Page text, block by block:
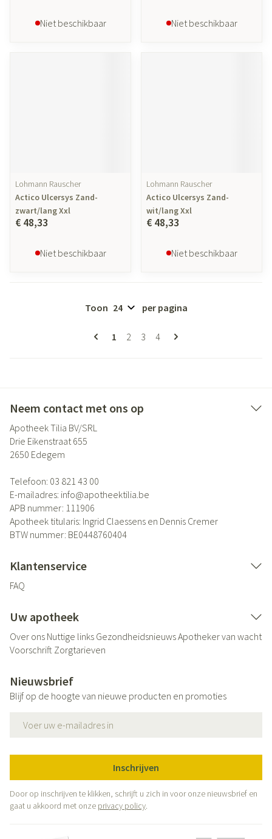
Niet beschikbaar Niet beschikbaar
Lohmann Rauscher
Actico Ulcersys Zand-
zwart/lang Xxl
€ 48,33
Niet beschikbaar
Lohmann Rauscher
Actico Ulcersys Zand-
wit/lang Xxl
€ 48,33
Niet beschikbaar
Pagina's
U lees momenteel pagina
1 Pagina
2 Pagina
3 Pagina
4
Toon per pagina
Neem contact met ons op
Apotheek Tilia BV/SRL
Drie Eikenstraat 655
2650 Edegem
Telefoon: 03 821 43 00
E-mailadres: info@apotheektilia.be
APB nummer: 111906
Apotheek titularis: Ingrid Claessens en Dennis Cremer
BTW nummer: BE0448760404
Klantenservice
FAQ
Uw apotheek
Over ons Nuttige links GezondheidsnieuwsApotheker van wacht
Voorschrift Zorgtarieven
Nieuwsbrief
Blijf op de hoogte van nieuwe producten en promoties
Inschrijven
Door op inschrijven te klikken, schrijft u zich in voor onze nieuwsbrief en
gaat u akkoord met onze privacy policy.